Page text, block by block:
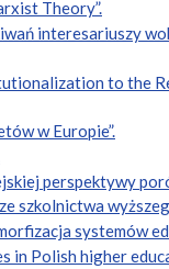
Theory”.
interesariuszy
to the
w Europie”.
perspektywy
szkolnictwa
systemów
in Polish higher